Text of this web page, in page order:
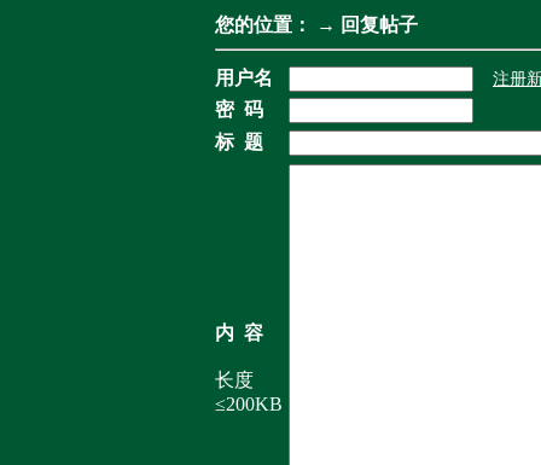
您的位置： → 回复帖子
用户名 注册
密 码
标 题
内 容
长度
≤200KB